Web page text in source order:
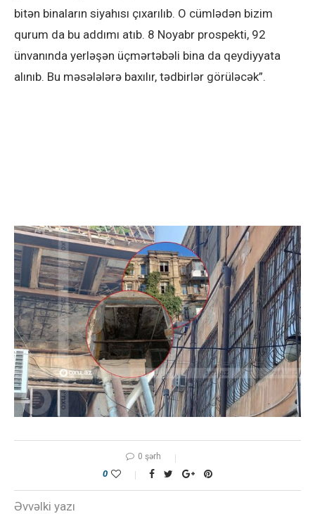
bitən binaların siyahısı çıxarılıb. O cümlədən bizim
qurum da bu addımı atıb. 8 Noyabr prospekti, 92
ünvanında yerləşən üçmərtəbəli bina da qeydiyyata
alınıb. Bu məsələlərə baxılır, tədbirlər görüləcək”.
0 şərh
0
Əvvəlki yazı